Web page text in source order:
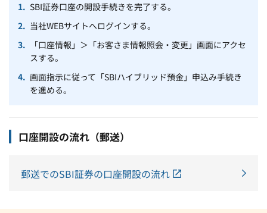
SBI証券口座の開設手続きを完了する。
当社WEBサイトへログインする。
「口座情報」＞「お客さま情報照会・変更」画面にアクセ
スする。
画面指示に従って「SBIハイブリッド預金」申込み手続き
を進める。
口座開設の流れ（郵送）
郵送でのSBI証券の口座開設の流れ